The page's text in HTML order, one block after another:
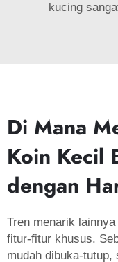
kucing
Di Mana
Koin Kecil
dengan
Tren menarik
fitur-fitur khusus.
mudah dibuka-tutup,